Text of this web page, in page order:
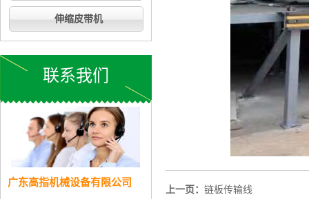
伸缩皮带机
联系我们
广东高指机械设备有限公司
上一页： 链板传输线